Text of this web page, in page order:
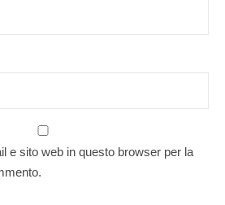
e sito web in questo browser per la